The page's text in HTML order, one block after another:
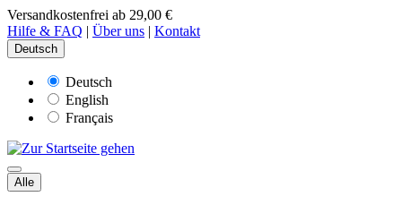
Versandkostenfrei ab 29,00 €
Hilfe & FAQ | Über uns | Kontakt
Deutsch
Deutsch
English
Français
Alle